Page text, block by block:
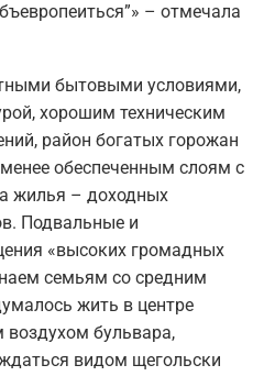
– отмечала
бытовыми условиями,
хорошим техническим
район богатых горожан
обеспеченным слоям с
жилья – доходных
Подвальные и
«высоких громадных
семьям со средним
жить в центре
бульвара,
видом щегольски